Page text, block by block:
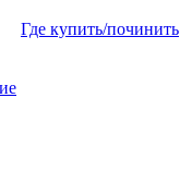
Где купить/починить